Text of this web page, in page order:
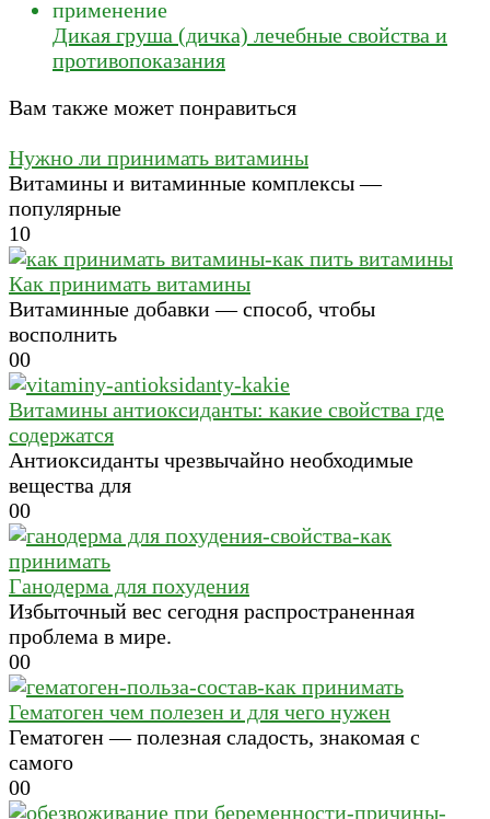
Дикая груша (дичка) лечебные свойства и
противопоказания
Вам также может понравиться
Нужно ли принимать витамины
Витамины и витаминные комплексы —
популярные
10
Как принимать витамины
Витаминные добавки — способ, чтобы
восполнить
00
Витамины антиоксиданты: какие свойства где
содержатся
Антиоксиданты чрезвычайно необходимые
вещества для
00
Ганодерма для похудения
Избыточный вес сегодня распространенная
проблема в мире.
00
Гематоген чем полезен и для чего нужен
Гематоген — полезная сладость, знакомая с
самого
00